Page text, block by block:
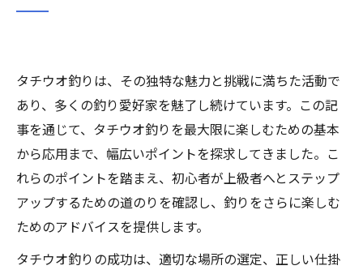
タチウオ釣りは、その独特な魅力と挑戦に満ちた活動で
あり、多くの釣り愛好家を魅了し続けています。この記
事を通じて、タチウオ釣りを最大限に楽しむための基本
から応用まで、幅広いポイントを探求してきました。こ
れらのポイントを踏まえ、初心者が上級者へとステップ
アップするための道のりを確認し、釣りをさらに楽しむ
ためのアドバイスを提供します。
タチウオ釣りの成功は、適切な場所の選定、正しい仕掛